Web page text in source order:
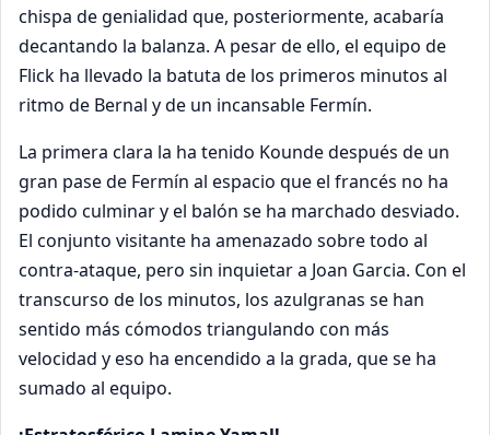
chispa de genialidad que, posteriormente, acabaría
decantando la balanza. A pesar de ello, el equipo de
Flick ha llevado la batuta de los primeros minutos al
ritmo de Bernal y de un incansable Fermín.
La primera clara la ha tenido Kounde después de un
gran pase de Fermín al espacio que el francés no ha
podido culminar y el balón se ha marchado desviado.
El conjunto visitante ha amenazado sobre todo al
contra-ataque, pero sin inquietar a Joan Garcia. Con el
transcurso de los minutos, los azulgranas se han
sentido más cómodos triangulando con más
velocidad y eso ha encendido a la grada, que se ha
sumado al equipo.